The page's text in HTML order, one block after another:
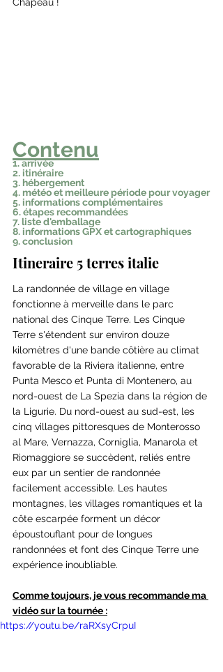
Contenu
1. arrivée
2. itinéraire
3. hébergement
4. météo et meilleure période pour voyager
5. informations complémentaires
6. étapes recommandées
7. liste d'emballage
8. informations GPX et cartographiques
9. conclusion
Itineraire 5 terres italie
La randonnée de village en village
fonctionne à merveille dans le parc
national des Cinque Terre. Les Cinque
Terre s'étendent sur environ douze
kilomètres d'une bande côtière au climat
favorable de la Riviera italienne, entre
Punta Mesco et Punta di Montenero, au
nord-ouest de La Spezia dans la région de
la Ligurie. Du nord-ouest au sud-est, les
cinq villages pittoresques de Monterosso
al Mare, Vernazza, Corniglia, Manarola et
Riomaggiore se succèdent, reliés entre
eux par un sentier de randonnée
facilement accessible. Les hautes
montagnes, les villages romantiques et la
côte escarpée forment un décor
époustouflant pour de longues
randonnées et font des Cinque Terre une
expérience inoubliable.
Comme toujours, je vous recommande ma
vidéo sur la tournée :
https://youtu.be/raRXsyCrpuI